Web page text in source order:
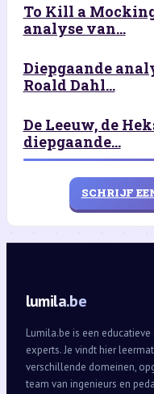
To Kill a
analyse van...
Diepgaande
Roald Dahl...
De Leeuw, de
diepgaande...
SCHRIJF
lumila.be
Lumila.be is een
experts. Je vindt hier
verschillende domeinen,
team van ingenieurs en